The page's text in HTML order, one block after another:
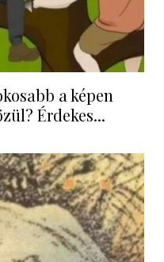
a képen
Érdekes...